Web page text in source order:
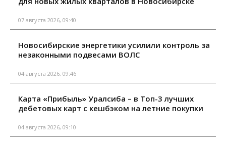
07 августа 2026, 09:40
Новосибирские энергетики усилили контроль за
незаконными подвесами ВОЛС
04 августа 2026, 09:46
Карта «Прибыль» Уралсиба – в Топ-3 лучших
дебетовых карт с кешбэком на летние покупки
04 августа 2026, 09:10